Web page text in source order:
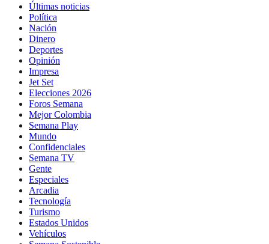
Últimas noticias
Política
Nación
Dinero
Deportes
Opinión
Impresa
Jet Set
Elecciones 2026
Foros Semana
Mejor Colombia
Semana Play
Mundo
Confidenciales
Semana TV
Gente
Especiales
Arcadia
Tecnología
Turismo
Estados Unidos
Vehículos